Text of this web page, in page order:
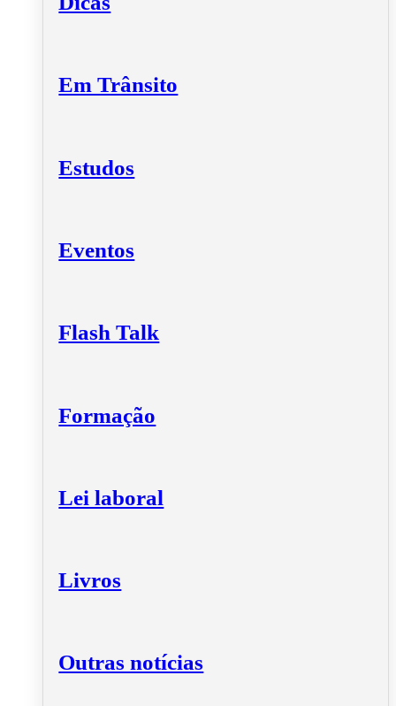
Em Trânsito
Estudos
Eventos
Flash Talk
Formação
Lei laboral
Livros
Outras notícias